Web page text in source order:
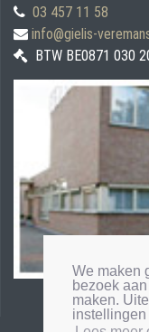
We maken
bezoek
maken.
03 457 11 58
info@gielis-
BTW BE0871 030